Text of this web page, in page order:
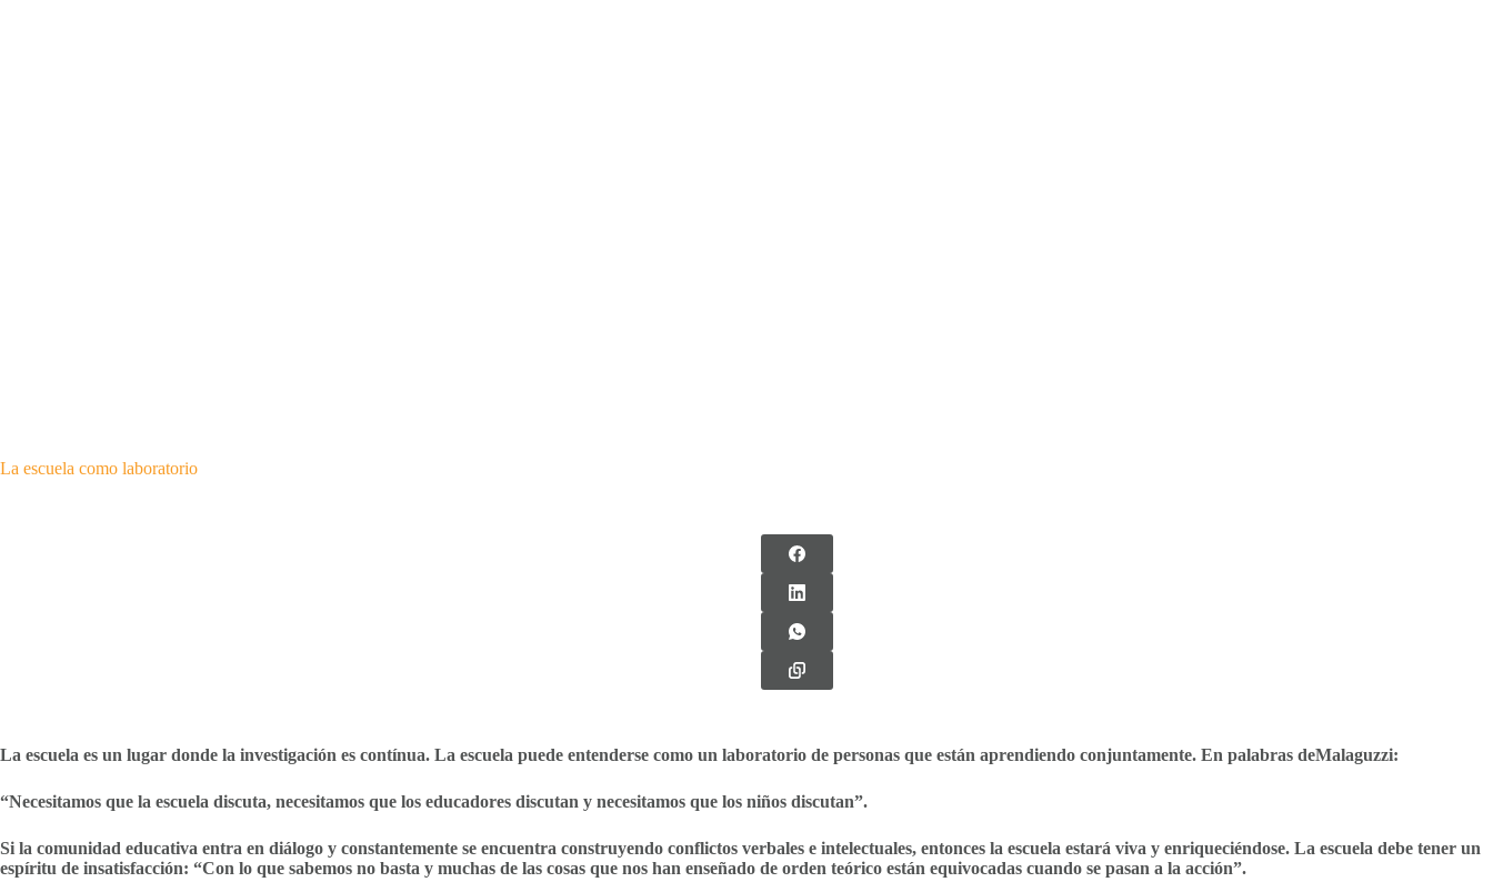
La escuela como laboratorio
La escuela es un lugar donde la investigación es contínua. La escuela puede entenderse como un laboratorio de personas que están aprendiendo conjuntamente. En palabras deMalaguzzi:
“Necesitamos que la escuela discuta, necesitamos que los educadores discutan y necesitamos que los niños discutan”.
Si la comunidad educativa entra en diálogo y constantemente se encuentra construyendo conflictos verbales e intelectuales, entonces la escuela estará viva y enriqueciéndose. La escuela debe tener un
espíritu de insatisfacción: “Con lo que sabemos no basta y muchas de las cosas que nos han enseñado de orden teórico están equivocadas cuando se pasan a la acción”.